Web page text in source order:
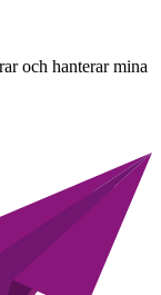
och hanterar mina